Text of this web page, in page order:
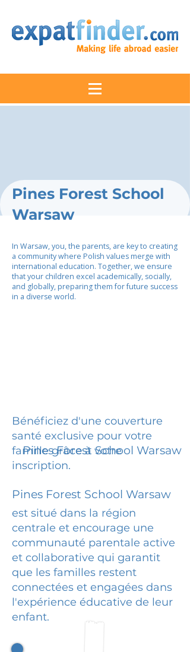
Pines Forest School
Warsaw
In Warsaw, you, the parents, are key to creating
a community where Polish values merge with
international education. Together, we ensure
that your children excel academically, socially,
and globally, preparing them for future success
in a diverse world.
Bénéficiez d'une couverture
santé exclusive pour votre
famille grâce à votre
inscription.
Pines Forest School Warsaw
Pines Forest School Warsaw
est situé dans la région
centrale et encourage une
communauté parentale active
et collaborative qui garantit
que les familles restent
connectées et engagées dans
l'expérience éducative de leur
enfant.